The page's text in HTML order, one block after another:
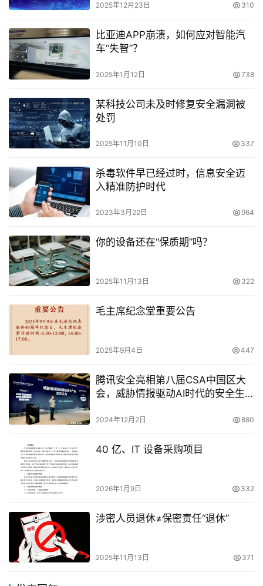
2025年12月23日 310
比亚迪APP崩溃，如何应对智能汽
车“失智”？
2025年1月12日 738
某科技公司未及时修复安全漏洞被
处罚
2025年11月10日 337
杀毒软件早已经过时，信息安全迈
入精准防护时代
2023年3月22日 964
你的设备还在“保质期”吗？
2025年11月13日 322
毛主席纪念堂重要公告
2025年9月4日 447
腾讯安全亮相第八届CSA中国区大
会，威胁情报驱动AI时代的安全生
2024年12月2日 880
40 亿、IT 设备采购项目
2026年1月9日 332
涉密人员退休≠保密责任“退休”
2025年11月13日 371